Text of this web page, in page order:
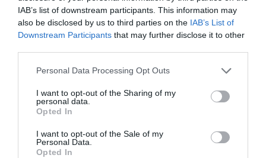
IAB’s list of downstream participants. This information may
also be disclosed by us to third parties on the IAB’s List of
Downstream Participants that may further disclose it to other
Please note that this website/app uses one or more Google
not limited to your visit or usage behaviour. You may click to
grant or deny consent to Google and its third-party tags to
use your data for below specified purposes in below Google
consent section.
Personal Data Processing Opt Outs
I want to opt-out of the Sharing of my
personal data.
Opted In
I want to opt-out of the Sale of my
Personal Data.
Opted In
esélyes lehetsz.
Túl sokat beszélsz az exedről
Talán ez az a téma, amivel legjobban elronthatsz
mindent. Nem csak Neked, de minden embernek van exe.
szakítottatok, hogy mit csináltatok együtt, és mit szerettél
benne. Ugyanakkor a randipartneredet se faggasd a
múltjáról, mert ennek nem az első randin van helye és
ideje. Azért ültök ott, hogy közelebbről megismerjétek
egymást. Ki tudja, talán pont ő lehet az, akivel végre
sikerül elérned a vágyott boldogságot. Csak erre